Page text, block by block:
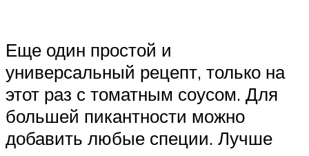
Еще один простой и
универсальный рецепт, только на
этот раз с томатным соусом. Для
большей пикантности можно
добавить любые специи. Лучше